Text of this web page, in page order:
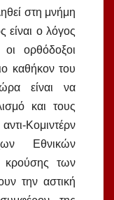
στη μνήμη
είναι ο λόγος
ορθόδοξοι
καθήκον του
είναι να
και τους
Κομιντέρν
Εθνικών
κρούσης των
την αστική